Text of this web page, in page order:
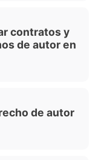
contratos y
de autor en
de autor